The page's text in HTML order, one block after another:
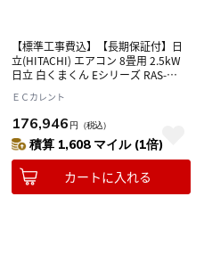
【標準工事費込】【長期保証付】日
立(HITACHI) エアコン 8畳用 2.5kW
日立 白くまくん Eシリーズ RAS-
100V
ＥＣカレント
176,946 円 （税込）
積算 1,608 マイル (1倍)
カートに入れる